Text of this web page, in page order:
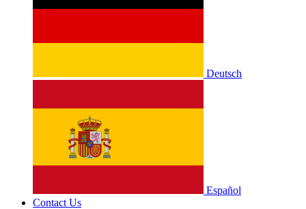
Deutsch
Español
Contact Us